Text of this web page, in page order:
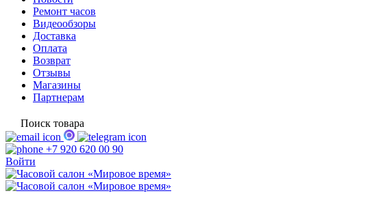
Ремонт часов
Видеообзоры
Доставка
Оплата
Возврат
Отзывы
Магазины
Партнерам
Поиск товара
+7 920 620 00 90
Войти